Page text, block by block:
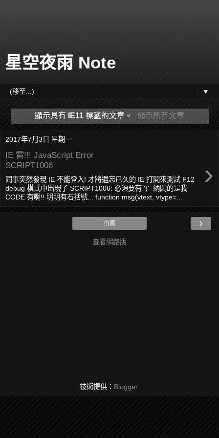
星空夜雨 Note
▼
顯示具有 IE11標籤的文章。 顯示所有文章
2017年7月3日 星期一
IE 雷!!! JavaScript Error
SCRIPT1006
›
同事突然發現 IE 不能登入! 才將遺忘已久的 IE 打開來測試 F12
debug 模式中出現了 SCRIPT1006: 必須要有 ')' 納悶的是我
CODE 有啊!! 明明有右括號... function msg(vtext, vtype=...
›
首頁
查看網路版
技術提供： Blogger.